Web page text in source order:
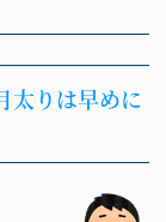
太りは早めに